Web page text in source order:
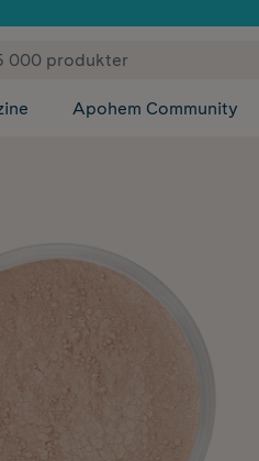
Apohem Community